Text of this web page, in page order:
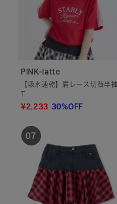
PINK-latte
【吸水速乾】肩レース切替半袖
¥2,233
30%OFF